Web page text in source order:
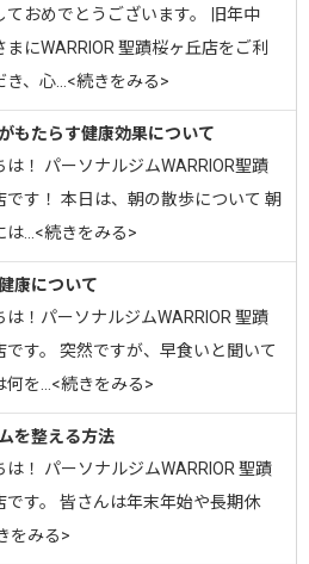
ておめでとうございます。 旧年中
まにWARRIOR 聖蹟桜ヶ丘店をご利
き、心…<続きをみる>
もたらす健康効果について
は！ パーソナルジムWARRIOR聖蹟
です！ 本日は、朝の散歩について 朝
は…<続きをみる>
康について
は！パーソナルジムWARRIOR 聖蹟
です。 突然ですが、早食いと聞いて
何を…<続きをみる>
を整える方法
は！ パーソナルジムWARRIOR 聖蹟
です。 皆さんは年末年始や長期休
をみる>